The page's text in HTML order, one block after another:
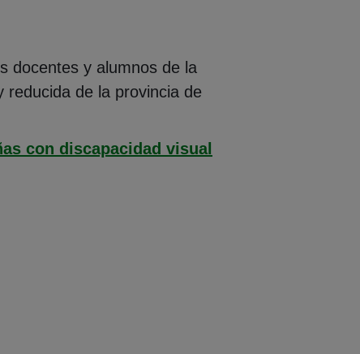
docentes y alumnos de la
reducida de la provincia de
con discapacidad visual